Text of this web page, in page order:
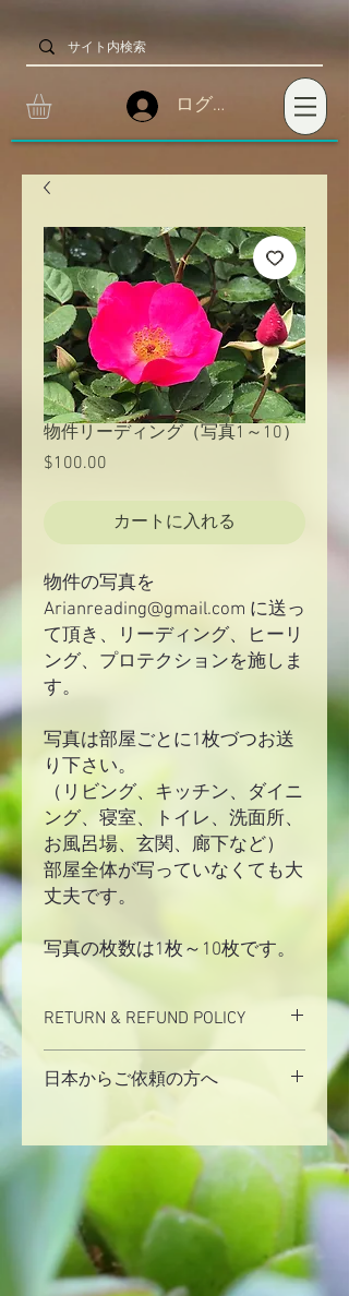
ログイン
物件リーディング（写真1～10）
$100.00
カートに入れる
物件の写真を
Arianreading@gmail.com に送っ
て頂き、リーディング、ヒーリ
ング、プロテクションを施しま
す。
写真は部屋ごとに1枚づつお送
り下さい。
（リビング、キッチン、ダイニ
ング、寝室、トイレ、洗面所、
お風呂場、玄関、廊下など）
部屋全体が写っていなくても大
丈夫です。
写真の枚数は1枚～10枚です。
RETURN & REFUND POLICY
日本からご依頼の方へ
は、コンタクトページよりメッセージ
をお送りください。